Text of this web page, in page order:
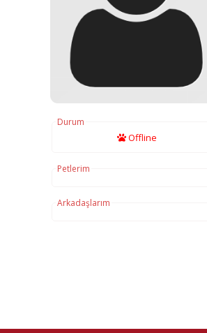
Durum
Offline
Petlerim
Arkadaşlarım